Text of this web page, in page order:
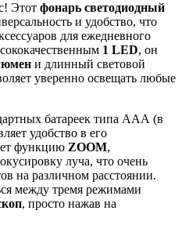
Этот фонарь светодиодный
и удобство, что
для ежедневного
1 LED, он
и длинный световой
уверенно освещать любые
батареек типа AAА (в
удобство в его
функцию ZOOM,
луча, что очень
на различном расстоянии.
между тремя режимами
, просто нажав на